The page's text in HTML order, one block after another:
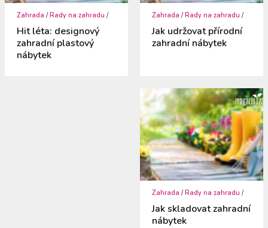
Zahrada /Rady na zahradu /
Hit léta: designový
zahradní plastový
nábytek
Zahrada /Rady na zahradu /
Jak udržovat přírodní
zahradní nábytek
Zahrada / Rady na zahradu /
Jak skladovat zahradní
nábytek